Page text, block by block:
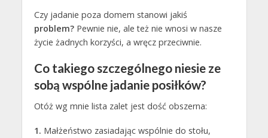
Czy jadanie poza domem stanowi jakiś
problem?Pewnie nie, ale też nie wnosi w nasze
życie żadnych korzyści, a wręcz przeciwnie.
Co takiego szczególnego niesie ze
sobą wspólne jadanie posiłków?
Otóż wg mnie lista zalet jest dość obszerna:
1. Małżeństwo zasiadając wspólnie do stołu,